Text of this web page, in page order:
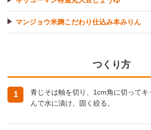
マンジョウ米麹こだわり仕込み本みりん
つくり方
1
青じそは軸を切り、1cm角に切って
んで水に漬け、固く絞る。